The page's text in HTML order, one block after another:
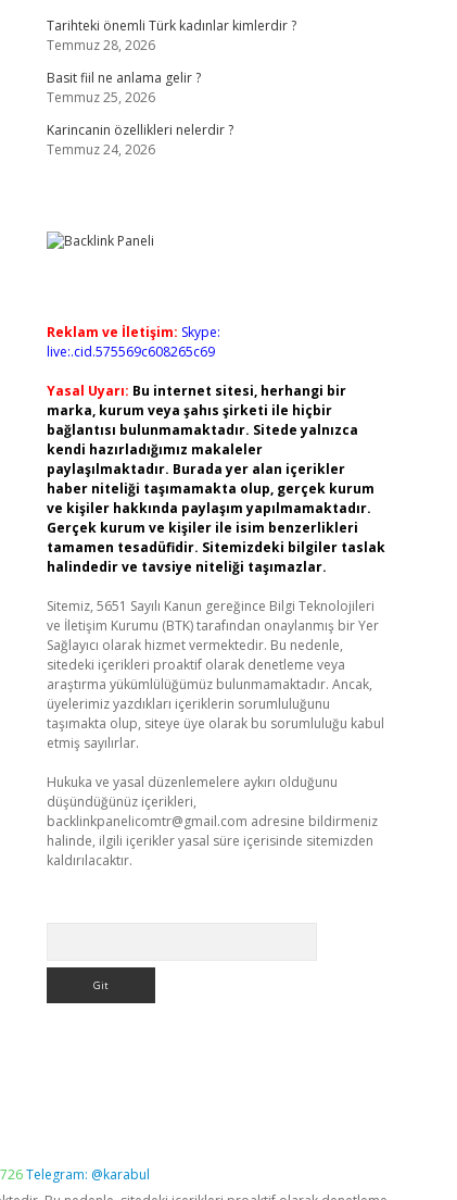
Tarihteki önemli Türk kadınlar kimlerdir ?
Temmuz 28, 2026
Basit fiil ne anlama gelir ?
Temmuz 25, 2026
Karincanin özellikleri nelerdir ?
Temmuz 24, 2026
Reklam ve İletişim: Skype:
live:.cid.575569c608265c69
Yasal Uyarı: Bu internet sitesi, herhangi bir
marka, kurum veya şahıs şirketi ile hiçbir
bağlantısı bulunmamaktadır. Sitede yalnızca
kendi hazırladığımız makaleler
paylaşılmaktadır. Burada yer alan içerikler
haber niteliği taşımamakta olup, gerçek kurum
ve kişiler hakkında paylaşım yapılmamaktadır.
Gerçek kurum ve kişiler ile isim benzerlikleri
tamamen tesadüfidir. Sitemizdeki bilgiler taslak
halindedir ve tavsiye niteliği taşımazlar.
Sitemiz, 5651 Sayılı Kanun gereğince Bilgi Teknolojileri
ve İletişim Kurumu (BTK) tarafından onaylanmış bir Yer
Sağlayıcı olarak hizmet vermektedir. Bu nedenle,
sitedeki içerikleri proaktif olarak denetleme veya
araştırma yükümlülüğümüz bulunmamaktadır. Ancak,
üyelerimiz yazdıkları içeriklerin sorumluluğunu
taşımakta olup, siteye üye olarak bu sorumluluğu kabul
etmiş sayılırlar.
Hukuka ve yasal düzenlemelere aykırı olduğunu
düşündüğünüz içerikleri,
backlinkpanelicomtr@gmail.com adresine bildirmeniz
halinde, ilgili içerikler yasal süre içerisinde sitemizden
kaldırılacaktır.
Telegram: @karabul